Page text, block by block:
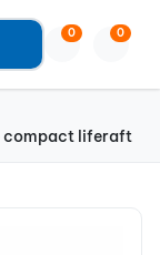
0 0
compact liferaft